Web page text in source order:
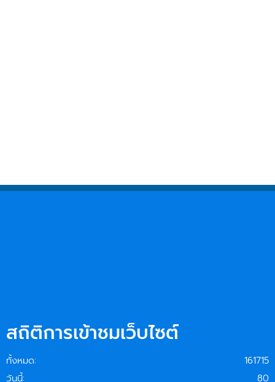
สถิติการเข้าชมเว็บไซต์
161715
ทั้งหมด:
80
วันนี้: